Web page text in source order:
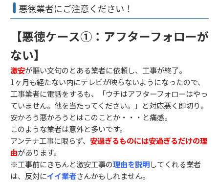
悪徳業者にご注意ください！
【悪徳ケース①：アフターフォローが
ない】
激安が謳い文句のとある業者に依頼し、工事が終了。
1ヶ月も経たない内にテレビが映らないようになったので、
工事業者に電話をするも、「ウチはアフターフォローはやっ
ていません。他を当たってください。」と対応悪く即切り。
安かろう悪かろうとはこのことか・・・と痛感。
このような業者は意外と多いです。
アンテナ工事に限らず、 安過ぎるものには安過ぎるだけの理
由があります。
※工事前にきちんと激安工事の理由を説明してくれる業者
は、反対にイイ業者さんかもしれません。